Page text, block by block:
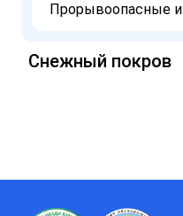
Прорывоопасные
Снежный покров